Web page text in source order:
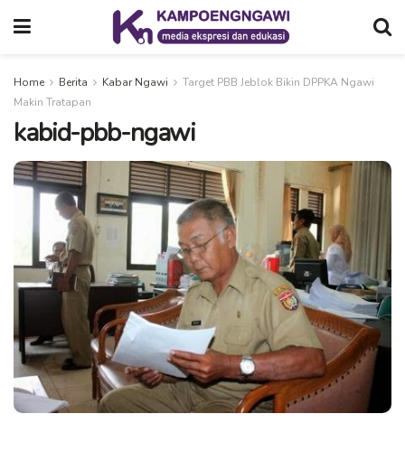
Home Berita Kabar Ngawi
Target PBB Jeblok Bikin DPPKA Ngawi
Makin Tratapan
kabid-pbb-ngawi